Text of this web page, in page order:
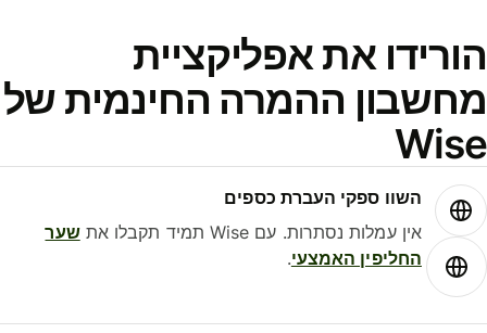
את אפליקציית
ההמרה החינמית של
השוו ספקי העברת כספים
אין עמלות נסתרות. עם Wise תמיד תקבלו את
שער
החליפין האמצעי.